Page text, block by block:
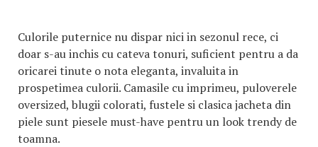
Culorile puternice nu dispar nici in sezonul rece, ci
doar s-au inchis cu cateva tonuri, suficient pentru a da
oricarei tinute o nota eleganta, invaluita in
prospetimea culorii. Camasile cu imprimeu, puloverele
oversized, blugii colorati, fustele si clasica jacheta din
piele sunt piesele must-have pentru un look trendy de
toamna.